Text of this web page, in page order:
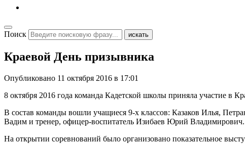
Поиск искать
Краевой День призывника
Опубликовано 11 октября 2016 в 17:01
8 октября 2016 года команда Кадетской школы приняла участие в
В состав команды вошли учащиеся 9-х классов: Казаков Илья,
Вадим и тренер, офицер-воспитатель Изибаев Юрий Владимирович.
На открытии соревнований было организовано показательное